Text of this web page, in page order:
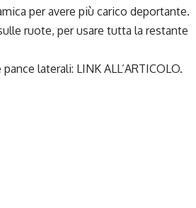
per avere più carico deportante.
ruote, per usare tutta la restante
laterali: LINK ALL’ARTICOLO.